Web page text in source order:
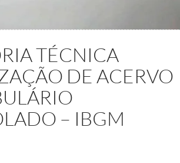
TÉCNICA
DE ACERVO
– IBGM